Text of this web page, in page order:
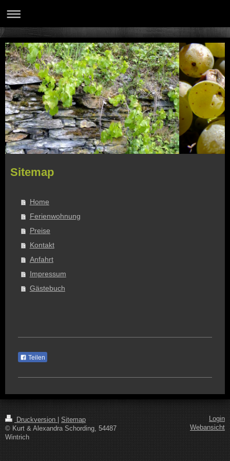
Sitemap
Home
Ferienwohnung
Preise
Kontakt
Anfahrt
Impressum
Gästebuch
Teilen
Druckversion| Sitemap
© Kurt & Alexandra Schording, 54487
Wintrich
Login
Webansicht